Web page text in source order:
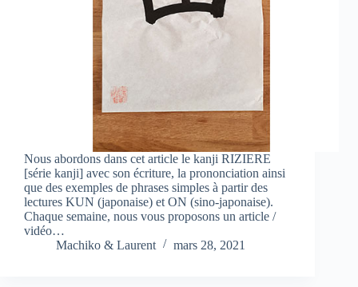
Nous abordons dans cet article le kanji RIZIERE
[série kanji] avec son écriture, la prononciation ainsi
que des exemples de phrases simples à partir des
lectures KUN (japonaise) et ON (sino-japonaise).
Chaque semaine, nous vous proposons un article /
vidéo…
Machiko & Laurent
mars 28, 2021